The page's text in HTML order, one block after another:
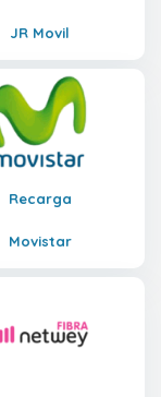
JR Movil
Recarga
Movistar